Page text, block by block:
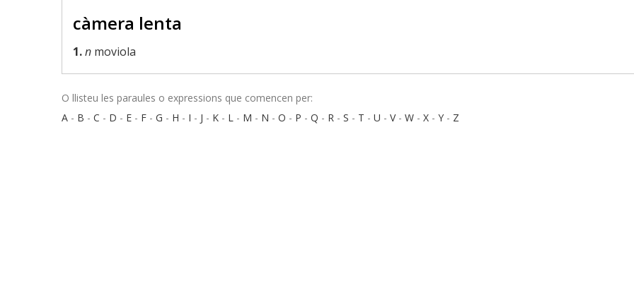
càmera lenta
1.n moviola
O llisteu les paraules o expressions que comencen per:
A - B - C - D - E - F - G - H - I - J - K - L - M - N - O - P - Q - R - S - T - U - V- W - X - Y - Z